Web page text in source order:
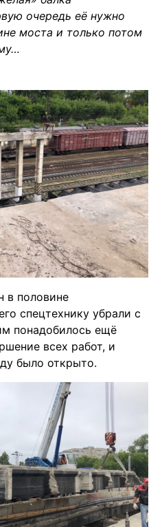
очередь её нужно
моста и только потом
в половине
спецтехнику убрали с
понадобилось ещё
всех работ, и
было открыто.